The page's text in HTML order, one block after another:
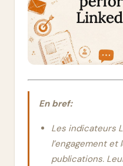
En bref:
Les indicateurs
l’engagement
publications.